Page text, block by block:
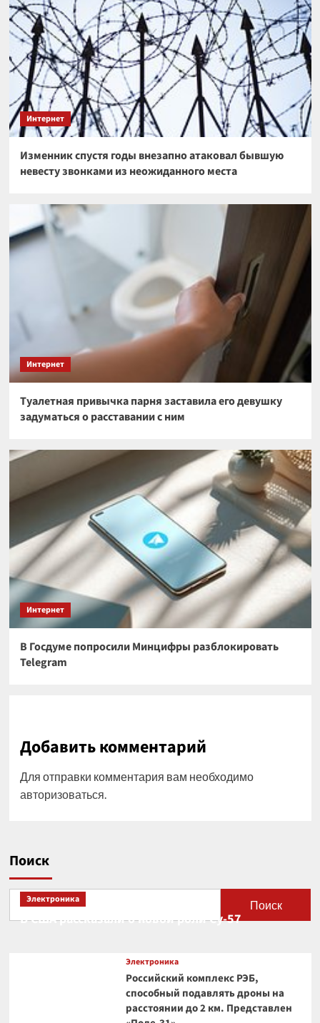
Интернет
Изменник спустя годы внезапно атаковал бывшую
невесту звонками из неожиданного места
Интернет
Туалетная привычка парня заставила его девушку
задуматься о расставании с ним
Интернет
В Госдуме попросили Минцифры разблокировать
Telegram
Добавить комментарий
Для отправки комментария вам необходимо
авторизоваться.
Поиск
Поиск
Электроника
В США рассказали о новой роли Су-57
Электроника
Российский комплекс РЭБ,
способный подавлять дроны на
расстоянии до 2 км. Представлен